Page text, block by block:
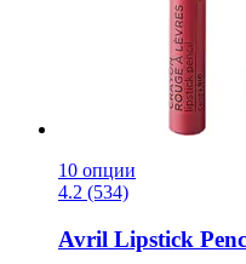
10 опции
4.2 (534)
Avril Lipstick